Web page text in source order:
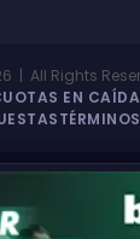
| All Rights
EN CAÍDA
TÉRMINOS